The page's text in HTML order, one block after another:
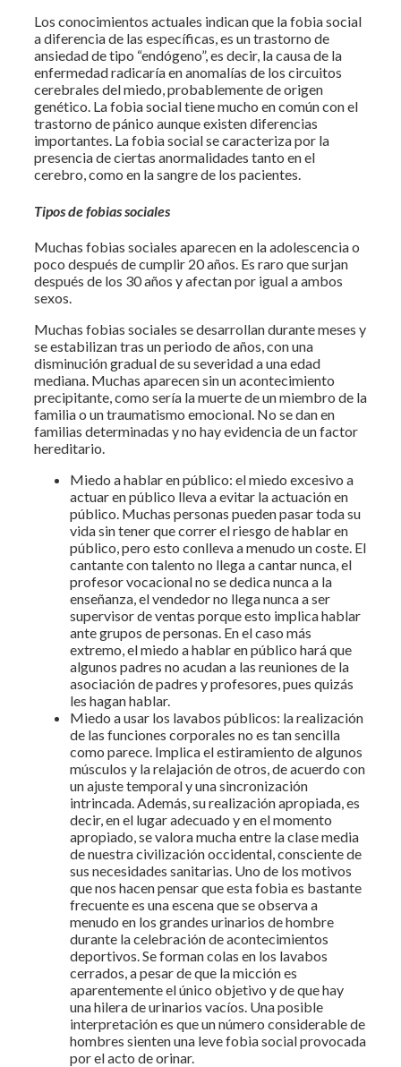
Los conocimientos actuales indican que la fobia social
a diferencia de las específicas, es un trastorno de
ansiedad de tipo “endógeno”, es decir, la causa de la
enfermedad radicaría en anomalías de los circuitos
cerebrales del miedo, probablemente de origen
genético. La fobia social tiene mucho en común con el
trastorno de pánico aunque existen diferencias
importantes. La fobia social se caracteriza por la
presencia de ciertas anormalidades tanto en el
cerebro, como en la sangre de los pacientes.
Tipos de fobias sociales
Muchas fobias sociales aparecen en la adolescencia o
poco después de cumplir 20 años. Es raro que surjan
después de los 30 años y afectan por igual a ambos
sexos.
Muchas fobias sociales se desarrollan durante meses y
se estabilizan tras un periodo de años, con una
disminución gradual de su severidad a una edad
mediana. Muchas aparecen sin un acontecimiento
precipitante, como sería la muerte de un miembro de la
familia o un traumatismo emocional. No se dan en
familias determinadas y no hay evidencia de un factor
hereditario.
Miedo a hablar en público: el miedo excesivo a
actuar en público lleva a evitar la actuación en
público. Muchas personas pueden pasar toda su
vida sin tener que correr el riesgo de hablar en
público, pero esto conlleva a menudo un coste. El
cantante con talento no llega a cantar nunca, el
profesor vocacional no se dedica nunca a la
enseñanza, el vendedor no llega nunca a ser
supervisor de ventas porque esto implica hablar
ante grupos de personas. En el caso más
extremo, el miedo a hablar en público hará que
algunos padres no acudan a las reuniones de la
asociación de padres y profesores, pues quizás
les hagan hablar.
Miedo a usar los lavabos públicos: la realización
de las funciones corporales no es tan sencilla
como parece. Implica el estiramiento de algunos
músculos y la relajación de otros, de acuerdo con
un ajuste temporal y una sincronización
intrincada. Además, su realización apropiada, es
decir, en el lugar adecuado y en el momento
apropiado, se valora mucha entre la clase media
de nuestra civilización occidental, consciente de
sus necesidades sanitarias. Uno de los motivos
que nos hacen pensar que esta fobia es bastante
frecuente es una escena que se observa a
menudo en los grandes urinarios de hombre
durante la celebración de acontecimientos
deportivos. Se forman colas en los lavabos
cerrados, a pesar de que la micción es
aparentemente el único objetivo y de que hay
una hilera de urinarios vacíos. Una posible
interpretación es que un número considerable de
hombres sienten una leve fobia social provocada
por el acto de orinar.